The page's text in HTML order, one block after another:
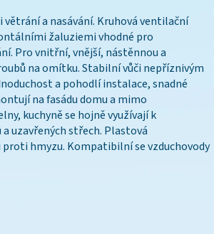
a nasávání. Kruhová ventilační
žaluziemi vhodné pro
Pro vnitřní, vnější, nástěnnou a
na omítku. Stabilní vůči nepříznivým
a pohodlí instalace, snadné
na fasádu domu a mimo
kuchyně se hojně využívají k
uzavřených střech. Plastová
hmyzu. Kompatibilní se vzduchovody